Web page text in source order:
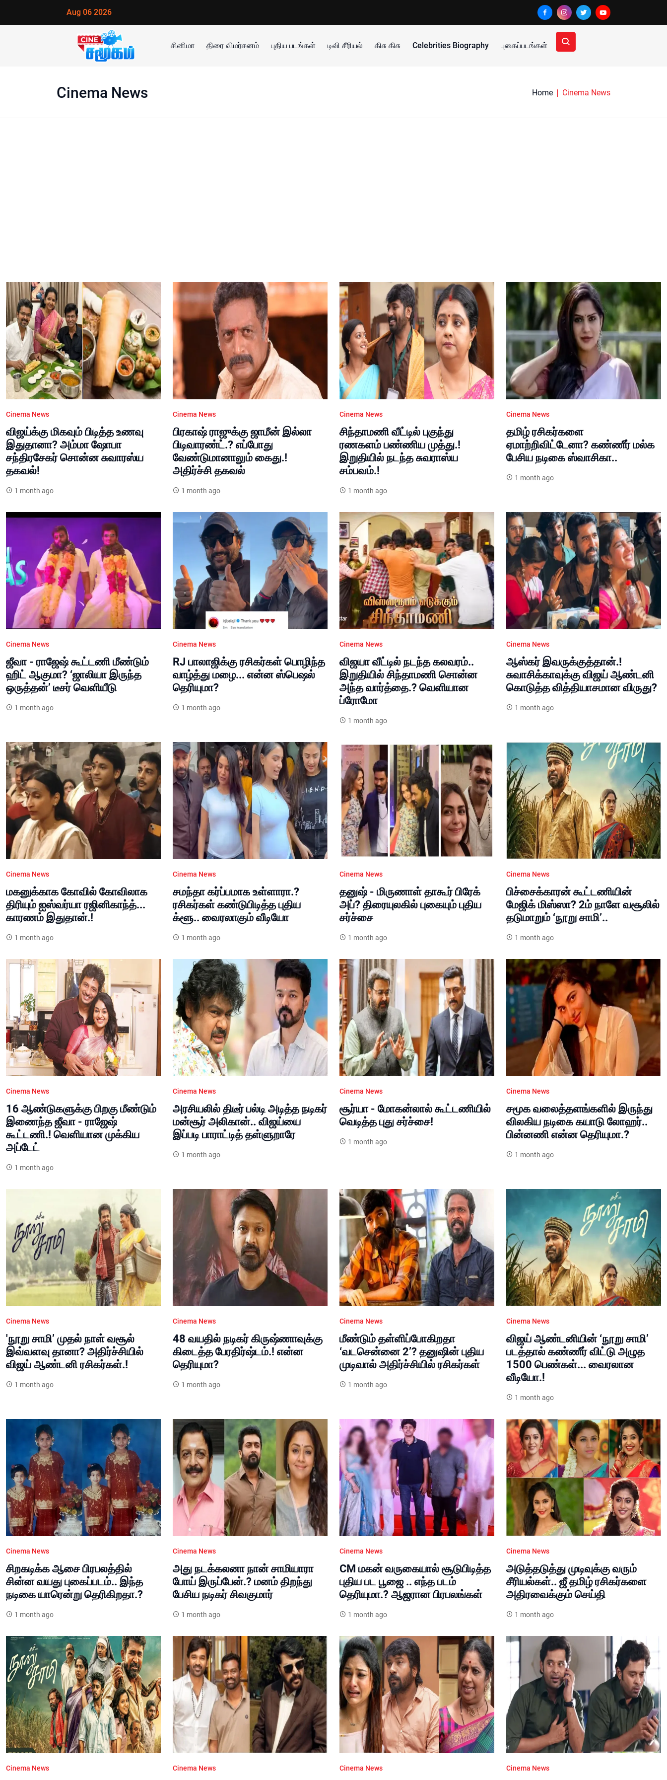
Aug 06 2026
சினிமா திரை விமர்சனம் புதிய படங்கள் டிவி சீரியல் கிசு கிசு Celebrities Biography புகைப்படங்கள்
Cinema News Home Cinema News
Cinema News
விஜய்க்கு மிகவும் பிடித்த உணவு
இதுதானா? அம்மா ஷோபா
சந்திரசேகர் சொன்ன சுவாரஸ்ய
தகவல்!
1 month ago
Cinema News
பிரகாஷ் ராஜுக்கு ஜாமீன் இல்லா
பிடிவாரண்ட்.? எப்போது
வேண்டுமானாலும் கைது.!
அதிர்ச்சி தகவல்
1 month ago
Cinema News
சிந்தாமணி வீட்டில் புகுந்து
ரணகளம் பண்ணிய முத்து.!
இறுதியில் நடந்த சுவராஸ்ய
சம்பவம்.!
1 month ago
Cinema News
தமிழ் ரசிகர்களை
ஏமாற்றிவிட்டேனா? கண்ணீர் மல்க
பேசிய நடிகை ஸ்வாசிகா..
1 month ago
Cinema News
ஜீவா - ராஜேஷ் கூட்டணி மீண்டும்
ஹிட் ஆகுமா? ‘ஜாலியா இருந்த
ஒருத்தன்’ டீசர் வெளியீடு
1 month ago
Cinema News
RJ பாலாஜிக்கு ரசிகர்கள் பொழிந்த
வாழ்த்து மழை... என்ன ஸ்பெஷல்
தெரியுமா?
1 month ago
Cinema News
விஜயா வீட்டில் நடந்த கலவரம்..
இறுதியில் சிந்தாமணி சொன்ன
அந்த வார்த்தை.? வெளியான
ப்ரோமோ
1 month ago
Cinema News
ஆஸ்கர் இவருக்குத்தான்.!
சுவாசிக்காவுக்கு விஜய் ஆண்டனி
கொடுத்த வித்தியாசமான விருது?
1 month ago
Cinema News
மகனுக்காக கோவில் கோவிலாக
திரியும் ஐஸ்வர்யா ரஜினிகாந்த்...
காரணம் இதுதான்.!
1 month ago
Cinema News
சமந்தா கர்ப்பமாக உள்ளாரா.?
ரசிகர்கள் கண்டுபிடித்த புதிய
க்ளூ.. வைரலாகும் வீடியோ
1 month ago
Cinema News
தனுஷ் - மிருணாள் தாகூர் பிரேக்
அப்? திரையுலகில் புகையும் புதிய
சர்ச்சை
1 month ago
Cinema News
பிச்சைக்காரன் கூட்டணியின்
மேஜிக் மிஸ்ஸா? 2ம் நாளே வசூலில்
தடுமாறும் ‘நூறு சாமி’..
1 month ago
Cinema News
16 ஆண்டுகளுக்கு பிறகு மீண்டும்
இணைந்த ஜீவா - ராஜேஷ்
கூட்டணி.! வெளியான முக்கிய
அப்டேட்
1 month ago
Cinema News
அரசியலில் திடீர் பல்டி அடித்த நடிகர்
மன்சூர் அலிகான்.. விஜய்யை
இப்படி பாராட்டித் தள்ளுறாரே
1 month ago
Cinema News
சூர்யா - மோகன்லால் கூட்டணியில்
வெடித்த புது சர்ச்சை!
1 month ago
Cinema News
சமூக வலைத்தளங்களில் இருந்து
விலகிய நடிகை கயாடு லோஹர்..
பின்னணி என்ன தெரியுமா.?
1 month ago
Cinema News
'நூறு சாமி’ முதல் நாள் வசூல்
இவ்வளவு தானா? அதிர்ச்சியில்
விஜய் ஆண்டனி ரசிகர்கள்.!
1 month ago
Cinema News
48 வயதில் நடிகர் கிருஷ்ணாவுக்கு
கிடைத்த பேரதிர்ஷ்டம்.! என்ன
தெரியுமா?
1 month ago
Cinema News
மீண்டும் தள்ளிப்போகிறதா
‘வடசென்னை 2’? தனுஷின் புதிய
முடிவால் அதிர்ச்சியில் ரசிகர்கள்
1 month ago
Cinema News
விஜய் ஆண்டனியின் ‘நூறு சாமி’
படத்தால் கண்ணீர் விட்டு அழுத
1500 பெண்கள்... வைரலான
வீடியோ.!
1 month ago
Cinema News
சிறகடிக்க ஆசை பிரபலத்தில்
சின்ன வயது புகைப்படம்.. இந்த
நடிகை யாரென்று தெரிகிறதா.?
1 month ago
Cinema News
அது நடக்கலனா நான் சாமியாரா
போய் இருப்பேன்.? மனம் திறந்து
பேசிய நடிகர் சிவகுமார்
1 month ago
Cinema News
CM மகன் வருகையால் சூடுபிடித்த
புதிய பட பூஜை .. எந்த படம்
தெரியுமா.? ஆஜரான பிரபலங்கள்
1 month ago
Cinema News
அடுத்தடுத்து முடிவுக்கு வரும்
சீரியல்கள்.. ஜீ தமிழ் ரசிகர்களை
அதிரவைக்கும் செய்தி
1 month ago
Cinema News Cinema News Cinema News Cinema News